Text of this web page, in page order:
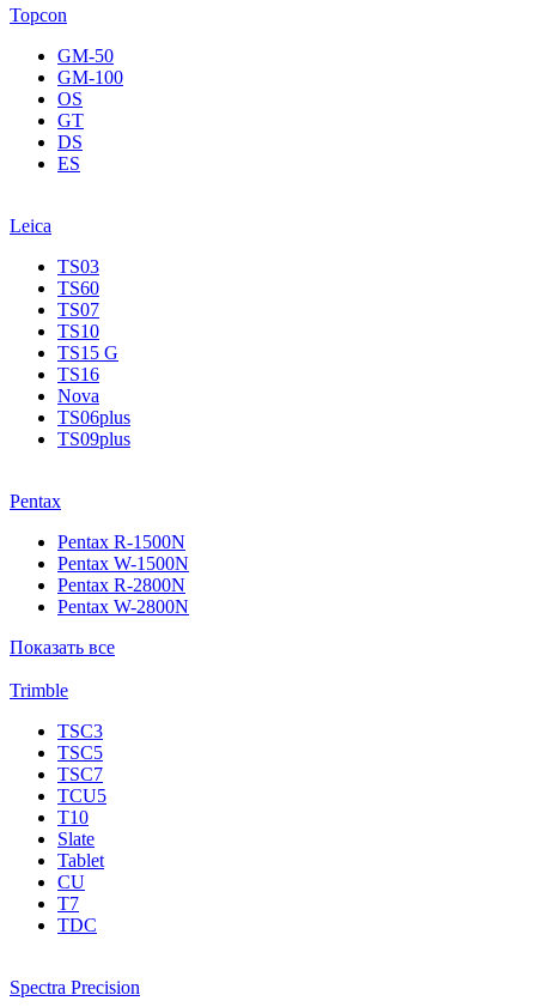
Topcon
GM-50
GM-100
OS
GT
DS
ES
Leica
TS03
TS60
TS07
TS10
TS15 G
TS16
Nova
TS06plus
TS09plus
Pentax
Pentax R-1500N
Pentax W-1500N
Pentax R-2800N
Pentax W-2800N
Показать все
Trimble
TSC3
TSC5
TSC7
TCU5
T10
Slate
Tablet
CU
T7
TDC
Spectra Precision